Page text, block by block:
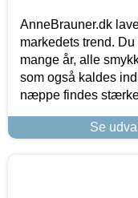
AnneBrauner.dk
markedets trend.
mange år, alle
som også kaldes
næppe findes
Se